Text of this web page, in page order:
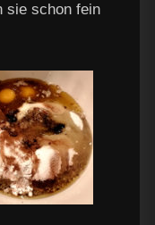
sie schon fein